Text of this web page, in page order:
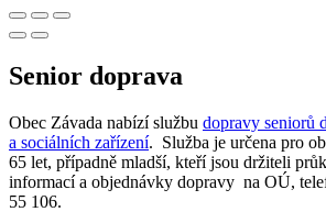
Senior doprava
Obec Závada nabízí službu dopravy seniorů
a sociálních zařízení. Služba je určena pro
65 let, případně mladší, kteří jsou držiteli
informací a objednávky dopravy na OÚ,
55 106.